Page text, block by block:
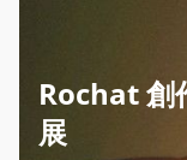
Rochat 創
展